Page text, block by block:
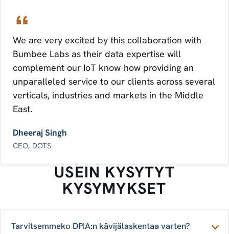
We are very excited by this collaboration with
Bumbee Labs as their data expertise will
complement our IoT know-how providing an
unparalleled service to our clients across several
verticals, industries and markets in the Middle
East.
Dheeraj Singh
CEO, DOTS
USEIN KYSYTYT
KYSYMYKSET
Tarvitsemmeko DPIA:n kävijälaskentaa varten?